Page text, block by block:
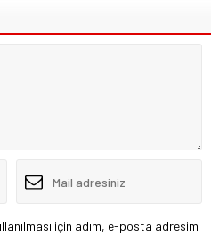
için adım, e-posta adresim